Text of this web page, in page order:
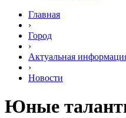
Главная
›
Город
›
Актуальная
›
Новости
Юные